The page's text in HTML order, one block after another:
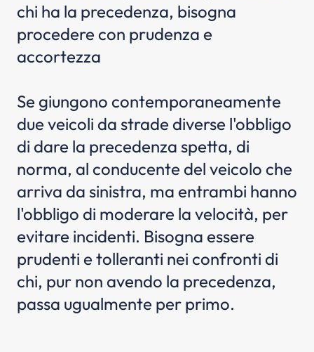
chi ha la precedenza, bisogna
procedere con prudenza e
accortezza
Se giungono contemporaneamente
due veicoli da strade diverse l'obbligo
di dare la precedenza spetta, di
norma, al conducente del veicolo che
arriva da sinistra, ma entrambi hanno
l'obbligo di moderare la velocità, per
evitare incidenti. Bisogna essere
prudenti e tolleranti nei confronti di
chi, pur non avendo la precedenza,
passa ugualmente per primo.